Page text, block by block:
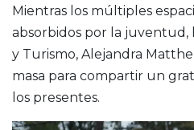
Mientras los múltiples
absorbidos por la juventud,
y Turismo, Alejandra
masa para compartir un
los presentes.